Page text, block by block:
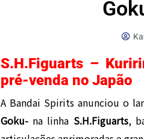
S.H.Figuarts –
pré-venda no Japão
A Bandai Spirits anunciou o
Goku- na linha S.H.Figuarts,